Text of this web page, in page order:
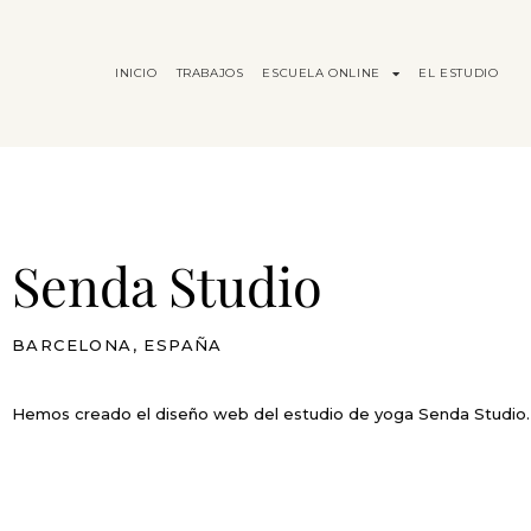
INICIO TRABAJOS ESCUELA ONLINE EL ESTUDIO
Senda Studio
BARCELONA, ESPAÑA
Hemos creado el diseño web del estudio de yoga Senda Studio.